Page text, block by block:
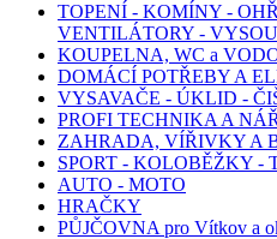
TOPENÍ - KOMÍNY -
VENTILÁTORY -
KOUPELNA, WC a
DOMÁCÍ POTŘEBY A
VYSAVAČE - ÚKLID -
PROFI TECHNIKA A
ZAHRADA, VÍŘIVKY A
SPORT - KOLOBĚŽKY -
AUTO - MOTO
HRAČKY
PŮJČOVNA pro Vítkov a